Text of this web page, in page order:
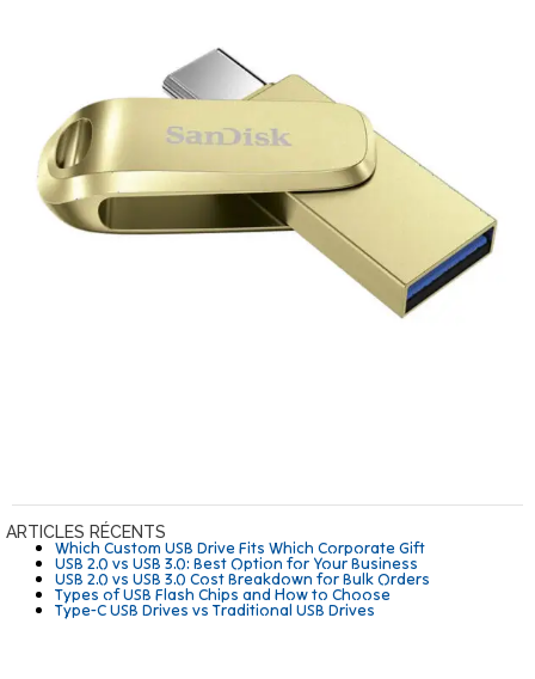
ARTICLES RÉCENTS
Which Custom USB Drive Fits Which Corporate Gift
USB 2.0 vs USB 3.0: Best Option for Your Business
USB 2.0 vs USB 3.0 Cost Breakdown for Bulk Orders
Types of USB Flash Chips and How to Choose
Type-C USB Drives vs Traditional USB Drives